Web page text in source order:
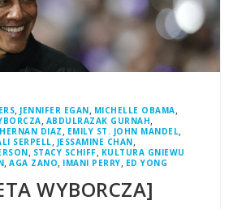
, JENNIFER EGAN, MICHELLE OBAMA,
, ABDULRAZAK GURNAH,
HERNAN DIAZ , EMILY ST. JOHN MANDEL,
SERPELL, JESSAMINE CHAN,
, STACY SCHIFF, KULTURA GNIEWU
,AGA ZANO, IMANI PERRY, ED YONG
WYBORCZA]